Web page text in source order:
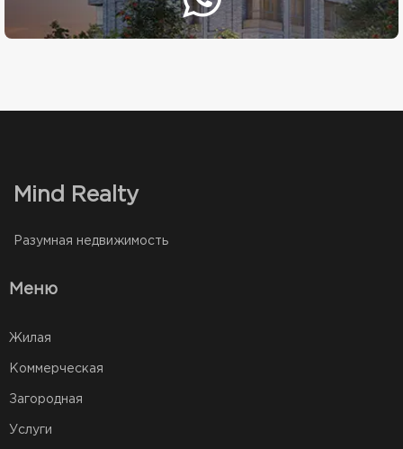
Mind Realty
Разумная недвижимость
Меню
Жилая
Коммерческая
Загородная
Услуги